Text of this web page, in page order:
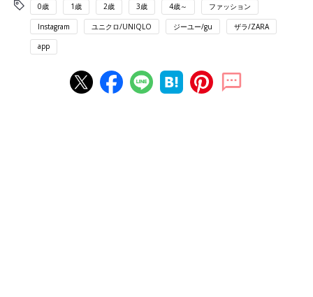
0歳 1歳 2歳 3歳 4歳～ ファッション
Instagram ユニクロ/UNIQLO ジーユー/gu ザラ/ZARA
app